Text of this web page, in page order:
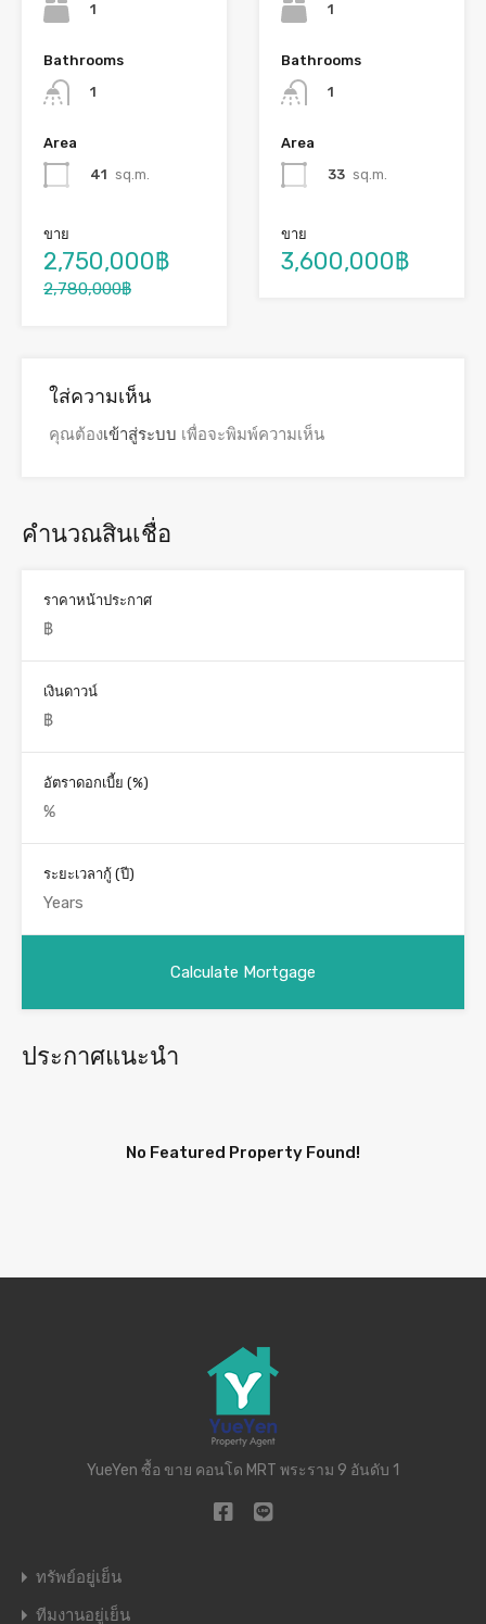
1
Bathrooms
1
Area
41 sq.m.
ขาย
2,750,000฿
2,780,000฿
1
Bathrooms
1
Area
33 sq.m.
ขาย
3,600,000฿
ใส่ความเห็น
คุณต้องเข้าสู่ระบบ เพื่อจะพิมพ์ความเห็น
คำนวณสินเชื่อ
ราคาหน้าประกาศ
เงินดาวน์
อัตราดอกเบี้ย (%)
ระยะเวลากู้ (ปี)
ประกาศแนะนำ
No Featured Property Found!
YueYen ซื้อ ขาย คอนโด MRT พระราม 9 อันดับ 1
ทรัพย์อยู่เย็น
ทีมงานอยู่เย็น